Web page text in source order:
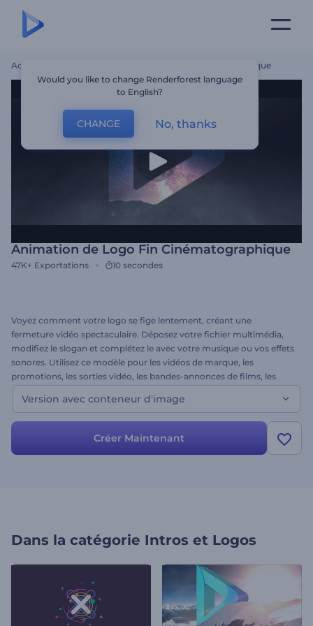
Accueil Animation De Logo Fin Cinématographique
Animation de Logo Fin Cinématographique
47K+ Exportations 10 secondes
Voyez comment votre logo se fige lentement, créant une
fermeture vidéo spectaculaire. Déposez votre fichier multimédia,
modifiez le slogan et complétez le avec votre musique ou vos effets
sonores. Utilisez ce modèle pour les vidéos de marque, les
promotions, les sorties vidéo, les bandes-annonces de films, les
présentations, etc. Introduisez une nouvelle approche de vos
projets avec cette Animation de Logo Fin Cinématographique.
Version avec conteneur d'image
Créer Maintenant
Dans la catégorie Intros et Logos
Would you like to change Renderforest language
to English?
CHANGE No, thanks